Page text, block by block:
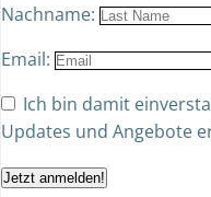
Nachname:
Email:
Ich bin damit
Updates und Angebote
Jetzt anmelden!